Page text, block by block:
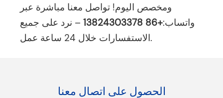
ومخصص اليوم! تواصل معنا مباشرة عبر
واتساب:+86 13824303378
– نرد على جميع
الاستفسارات خلال 24 ساعة عمل.
الحصول على اتصال معنا